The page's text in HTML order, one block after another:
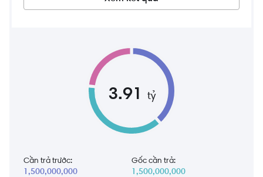
3.91 tỷ
Cần trả trước:
1,500,000,000
Gốc cần trả:
1,500,000,000